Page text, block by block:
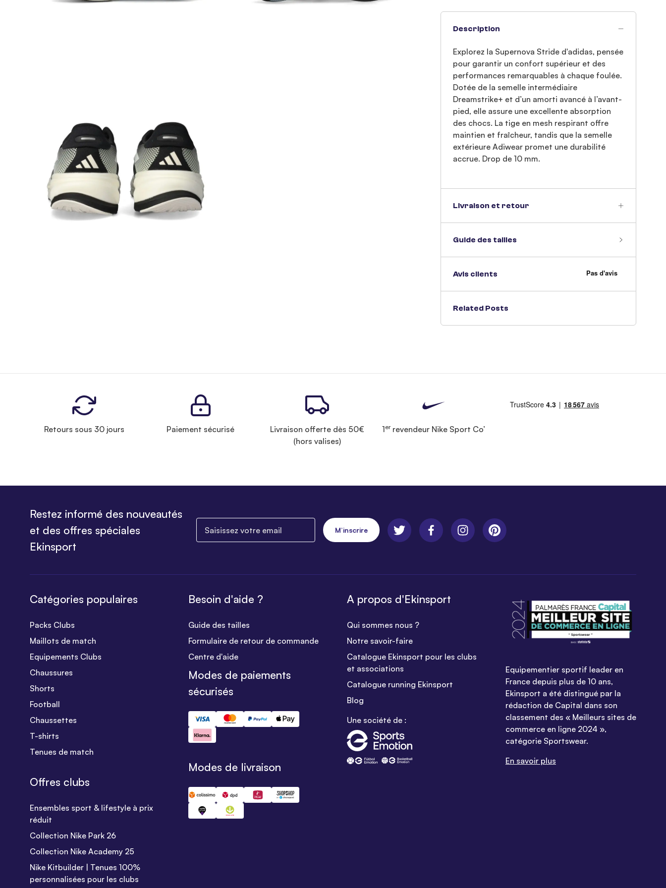
Description
Explorez la Supernova Stride d'adidas, pensée
pour garantir un confort supérieur et des
performances remarquables à chaque foulée.
Dotée de la semelle intermédiaire
Dreamstrike+ et d’un amorti avancé à l’avant-
pied, elle assure une excellente absorption
des chocs. La tige en mesh respirant offre
maintien et fraîcheur, tandis que la semelle
extérieure Adiwear promet une durabilité
accrue. Drop de 10 mm.
Livraison et retour
Guide des tailles
Avis clients
Related Posts
Retours sous 30 jours Paiement sécurisé
Livraison offerte dès 50€
(hors valises)
1errevendeur Nike Sport Co’
Restez informé des nouveautés
et des offres spéciales
Ekinsport
M’inscrire
Catégories populaires
Packs Clubs
Maillots de match
Equipements Clubs
Chaussures
Shorts
Football
Chaussettes
T-shirts
Tenues de match
Offres clubs
Ensembles sport & lifestyle à prix
réduit
Collection Nike Park 26
Collection Nike Academy 25
Nike Kitbuilder | Tenues 100%
personnalisées pour les clubs
Besoin d'aide ?
Guide des tailles
Formulaire de retour de commande
Centre d'aide
Modes de paiements
sécurisés
Modes de livraison
A propos d'Ekinsport
Qui sommes nous ?
Notre savoir-faire
Catalogue Ekinsport pour les clubs
et associations
Catalogue running Ekinsport
Blog
Une société de :
Equipementier sportif leader en
France depuis plus de 10 ans,
Ekinsport a été distingué par la
rédaction de Capital dans son
classement des « Meilleurs sites de
commerce en ligne 2024 »,
catégorie Sportswear.
En savoir plus